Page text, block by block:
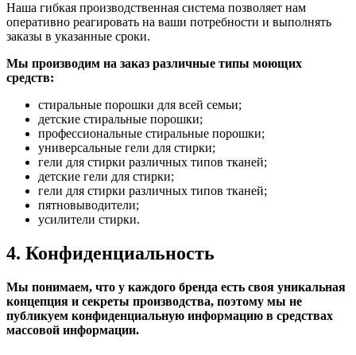
Наша гибкая производственная система позволяет нам
оперативно реагировать на ваши потребности и выполнять
заказы в указанные сроки.
Мы производим на заказ различные типы моющих
средств:
стиральные порошки для всей семьи;
детские стиральные порошки;
профессиональные стиральные порошки;
универсальные гели для стирки;
гели для стирки различных типов тканей;
детские гели для стирки;
гели для стирки различных типов тканей;
пятновыводители;
усилители стирки.
4. Конфиденциальность
Мы понимаем, что у каждого бренда есть своя уникальная
концепция и секреты производства, поэтому мы не
публикуем конфиденциальную информацию в средствах
массовой информации.